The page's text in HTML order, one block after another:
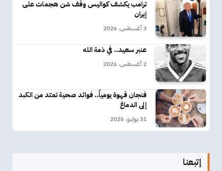
ترامب يكشف كواليس وقف شن هجمات على
إيران
3 أغسطس، 2026
عنبر سعيد.. في ذمة الله
2 أغسطس، 2026
فنجان قهوة يومياً.. فوائد صحية تمتد من الكبد
إلى الدماغ
31 يوليو، 2026
إتبعنا